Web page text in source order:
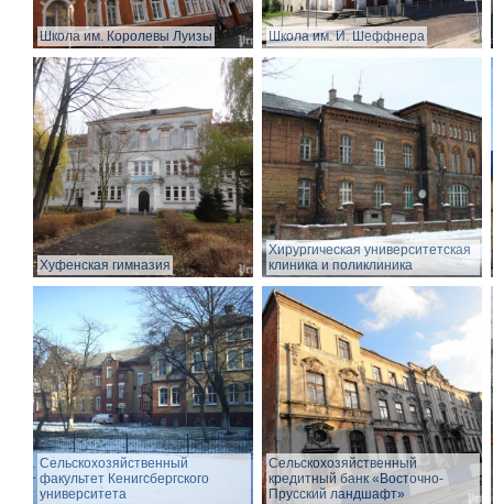
Школа им. Королевы Луизы Школа им. И. Шеффнера
Хуфенская гимназия
Хирургическая университетская
клиника и поликлиника
Сельскохозяйственный
факультет Кенигсбергского
университета
Сельскохозяйственный
кредитный банк «Восточно-
Прусский ландшафт»